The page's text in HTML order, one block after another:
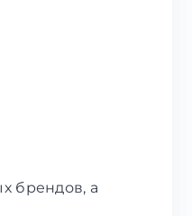
брендов, а